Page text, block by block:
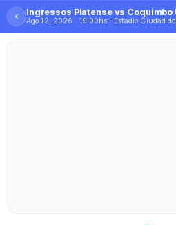
‹ Ingressos Platense vs
Ago 12, 2026 · 19:00hs · Estadio Ciudad